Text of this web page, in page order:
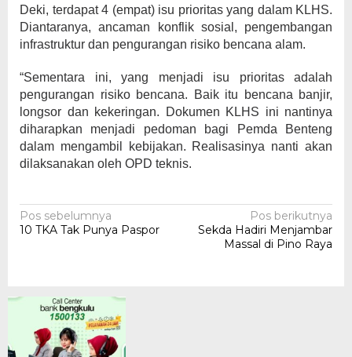
Deki, terdapat 4 (empat) isu prioritas yang dalam KLHS.
Diantaranya, ancaman konflik sosial, pengembangan
infrastruktur dan pengurangan risiko bencana alam.
“Sementara ini, yang menjadi isu prioritas adalah
pengurangan risiko bencana. Baik itu bencana banjir,
longsor dan kekeringan. Dokumen KLHS ini nantinya
diharapkan menjadi pedoman bagi Pemda Benteng
dalam mengambil kebijakan. Realisasinya nanti akan
dilaksanakan oleh OPD teknis.
Navigasi
pos
Pos sebelumnya
10 TKA Tak Punya Paspor
Pos berikutnya
Sekda Hadiri Menjambar
Massal di Pino Raya